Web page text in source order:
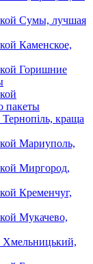
Сумы, лучшая
Каменское,
Горишние
пакеты
Тернопіль, краща
Мариуполь,
Миргород,
Кременчуг,
Мукачево,
Хмельницький,